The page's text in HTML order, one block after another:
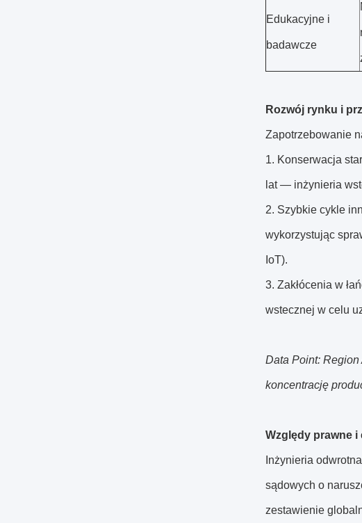
Edukacyjne i
badawcze
Rozwój rynku i
Zapotrzebowanie
1. Konserwacja
lat — inżynieria
2. Szybkie cykle
wykorzystując
IoT).
3. Zakłócenia w
wstecznej w celu
Data Point:
koncentrację
Względy prawne i
Inżynieria
sądowych o
zestawienie